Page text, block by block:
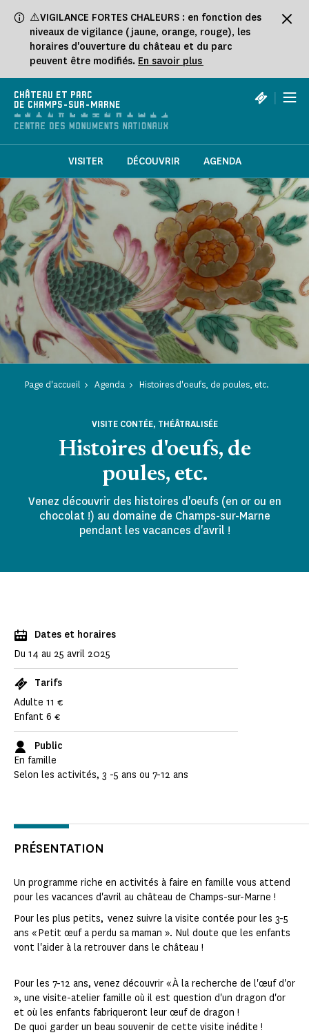
⚠️VIGILANCE FORTES CHALEURS : en fonction des
niveaux de vigilance (jaune, orange, rouge), les
horaires d'ouverture du château et du parc
peuvent être modifiés. En savoir plus
CHÂTEAU ET PARC
DE CHAMPS-SUR-MARNE
|
VISITER DÉCOUVRIR AGENDA
Page d'accueil Agenda Histoires d'oeufs, de poules, etc.
Histoires d'oeufs, de
poules, etc.
VISITE CONTÉE, THÉÂTRALISÉE
Venez découvrir des histoires d'oeufs (en or ou en
chocolat !) au domaine de Champs-sur-Marne
pendant les vacances d'avril !
Dates et horaires
Du 14 au 25 avril 2025
Tarifs
Adulte 11 €
Enfant 6 €
Public
En famille
Selon les activités, 3 -5 ans ou 7-12 ans
PRÉSENTATION
Un programme riche en activités à faire en famille vous attend
pour les vacances d'avril au château de Champs-sur-Marne !
Pour les plus petits, venez suivre la visite contée pour les 3-5
ans « Petit œuf a perdu sa maman ». Nul doute que les enfants
vont l'aider à la retrouver dans le château !
Pour les 7-12 ans, venez découvrir « À la recherche de l'œuf d'or
», une visite-atelier famille où il est question d'un dragon d'or
et où les enfants fabriqueront leur œuf de dragon !
De quoi garder un beau souvenir de cette visite inédite !